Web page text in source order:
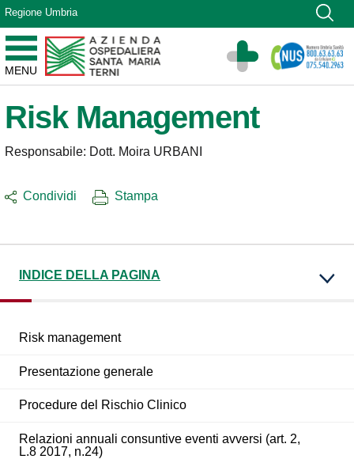
Vai ai contenuti
Vai al menu di navigazione
Vai al footer
Regione Umbria
MENU
Azienda Ospedaliera Santa Maria di Terni
Sito Istituzionale
Risk Management
Responsabile: Dott. Moira URBANI
Condividi Stampa
INDICE DELLA PAGINA
Risk management
Presentazione generale
Procedure del Rischio Clinico
Relazioni annuali consuntive eventi avversi (art. 2,
L.8 2017, n.24)